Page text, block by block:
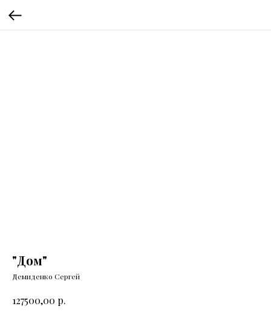
"Дом"
Демиденко Сергей
127500,00 р.